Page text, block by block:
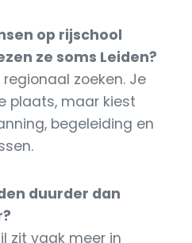
op rijschool
ze soms Leiden?
zoeken. Je
plaats, maar kiest
begeleiding en
duurder dan
zit vaak meer in